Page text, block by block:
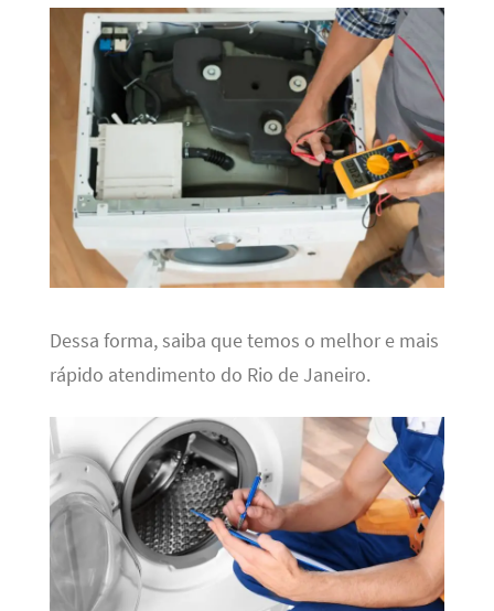
Dessa forma, saiba que temos o melhor e mais
rápido atendimento do Rio de Janeiro.